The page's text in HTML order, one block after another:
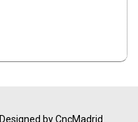
Designed by CncMadrid